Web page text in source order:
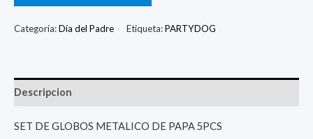
Categoría:Día del Padre Etiqueta:PARTYDOG
Descripcion
SET DE GLOBOS METALICO DE PAPA 5PCS